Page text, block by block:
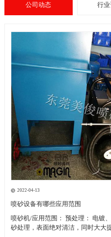
公司动态 行
2022-04-13
喷砂设备有哪些应用范围
喷砂机/应用范围： 预处理： 电镀、喷漆、喷涂等所有被覆盖加工前喷
砂处理，表面绝对清洁，同时大大